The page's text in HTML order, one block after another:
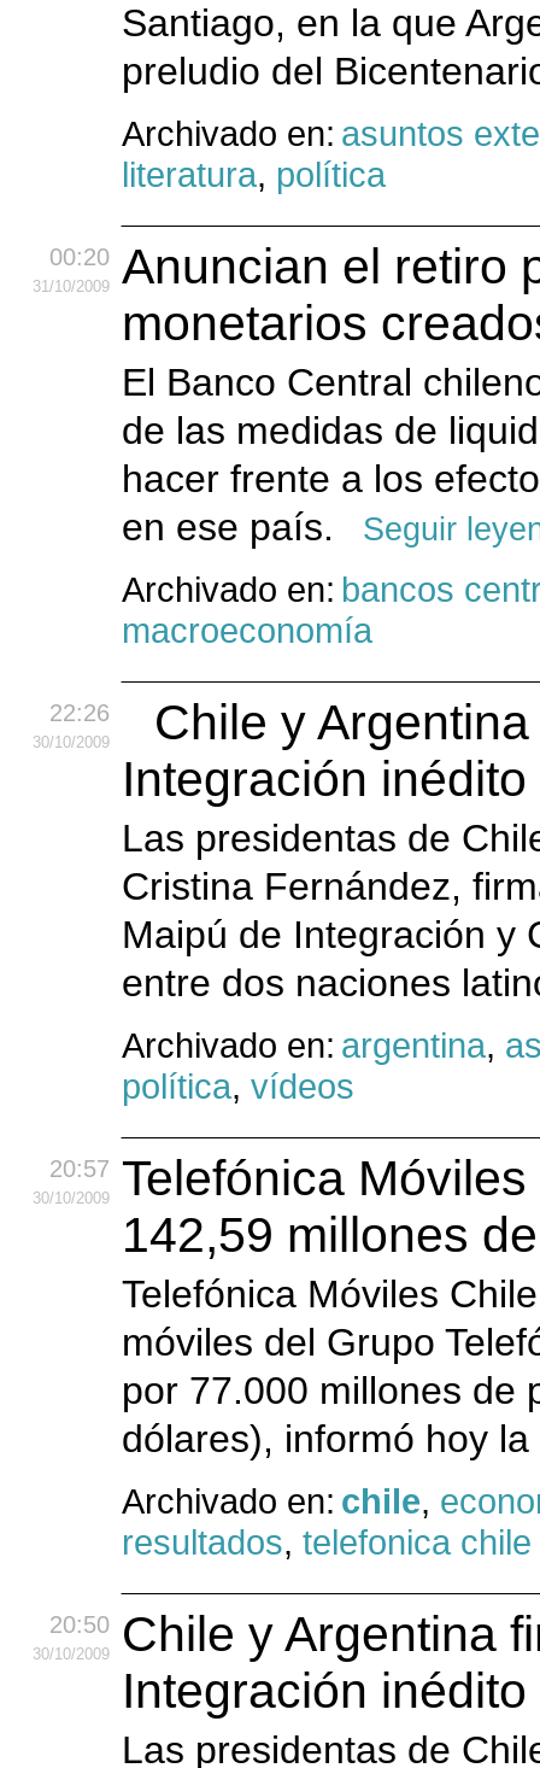
Santiago, en la que
preludio del
Archivado en: asuntos
literatura, política
00:20
31/10/2009
Anuncian el retiro
monetarios
El Banco Central
de las medidas de
hacer frente a los
en ese país.
Seguir
Archivado en: bancos
macroeconomía
22:26
30/10/2009
Chile y
Integración
Las presidentas de
Cristina Fernández,
Maipú de Integración y
entre dos naciones
Archivado en: argentina,
política, vídeos
20:57
30/10/2009
Telefónica
142,59 millones
Telefónica Móviles
móviles del Grupo
por 77.000 millones de
dólares), informó hoy
Archivado en: chile,
resultados, telefonica chile
20:50
30/10/2009
Chile y Argentina
Integración
Las presidentas de